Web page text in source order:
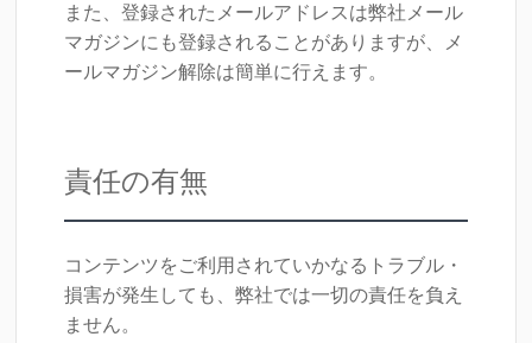
また、登録されたメールアドレスは弊社メール
マガジンにも登録されることがありますが、メ
ールマガジン解除は簡単に行えます。
責任の有無
コンテンツをご利用されていかなるトラブル・
損害が発生しても、弊社では一切の責任を負え
ません。